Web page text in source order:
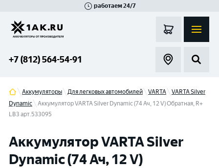
работаем 24/7
+7 (812) 564-54-91
Аккумуляторы Для легковых автомобилей VARTA
VARTA Silver
Dynamic
Аккумулятор VARTA Silver Dynamic (74 Ач, 12 V) Обратная, R+
LB3 арт.533095
Аккумулятор VARTA Silver
Dynamic (74 Ач, 12 V)
Гатчина